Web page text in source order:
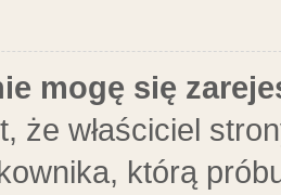
mogę się
że właściciel
którą